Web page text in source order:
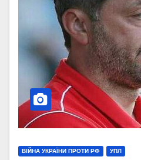
ВІЙНА УКРАЇНИ ПРОТИ РФ УПЛ